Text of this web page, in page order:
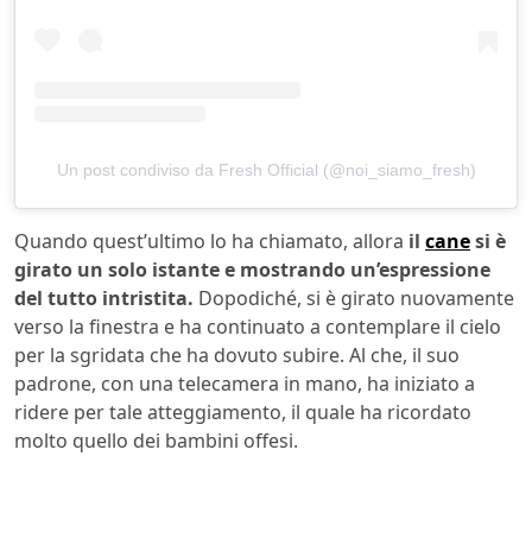
Un post condiviso da Fresh Official (@noi_siamo_fresh)
Quando quest’ultimo lo ha chiamato, allora il canesi è
girato un solo istante e mostrando un’espressione
del tutto intristita. Dopodiché, si è girato nuovamente
verso la finestra e ha continuato a contemplare il cielo
per la sgridata che ha dovuto subire. Al che, il suo
padrone, con una telecamera in mano, ha iniziato a
ridere per tale atteggiamento, il quale ha ricordato
molto quello dei bambini offesi.